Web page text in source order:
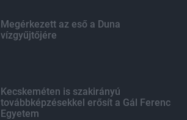
Megérkezett az eső a Duna
vízgyűjtőjére
Kecskeméten is szakirányú
továbbképzésekkel erősít a Gál Ferenc
Egyetem